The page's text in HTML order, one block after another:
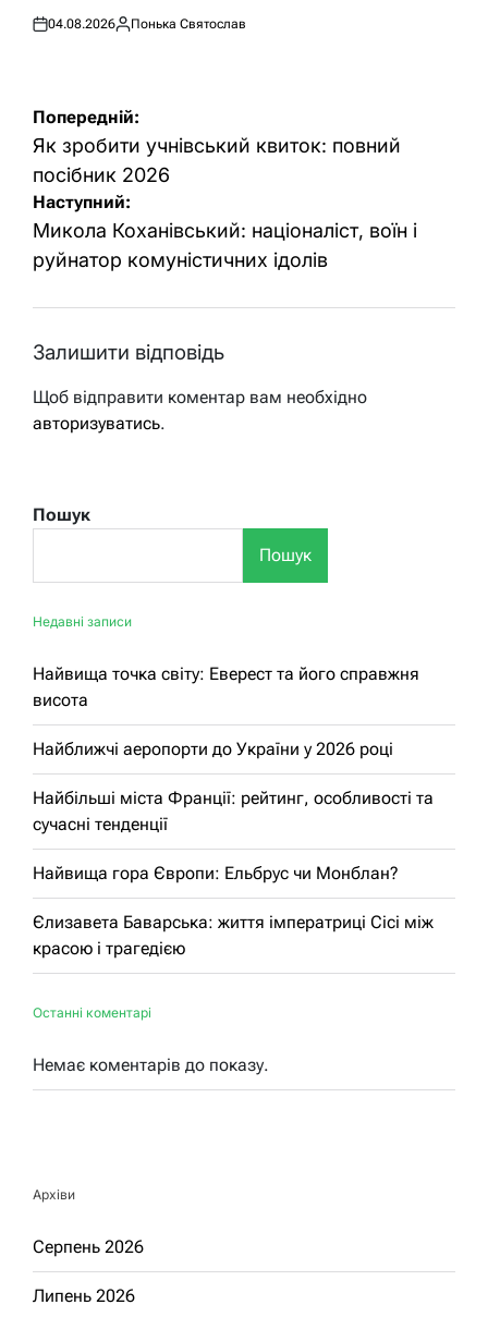
Оприлюднено
04.08.2026
Опубліковано
Понька Святослав
Навігація
записів
Попередній:
Як зробити учнівський квиток: повний
посібник 2026
Наступний:
Микола Коханівський: націоналіст, воїн і
руйнатор комуністичних ідолів
Залишити відповідь
Щоб відправити коментар вам необхідно
авторизуватись.
Пошук
Пошук
Недавні записи
Найвища точка світу: Еверест та його справжня
висота
Найближчі аеропорти до України у 2026 році
Найбільші міста Франції: рейтинг, особливості та
сучасні тенденції
Найвища гора Європи: Ельбрус чи Монблан?
Єлизавета Баварська: життя імператриці Сісі між
красою і трагедією
Останні коментарі
Немає коментарів до показу.
Архіви
Серпень 2026
Липень 2026